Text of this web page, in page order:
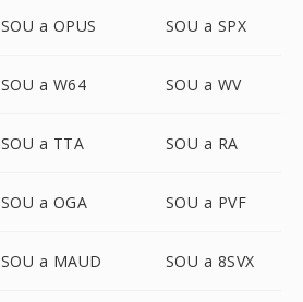
SOU a OPUS SOU a SPX
SOU a W64 SOU a WV
SOU a TTA SOU a RA
SOU a OGA SOU a PVF
SOU a MAUD SOU a 8SVX